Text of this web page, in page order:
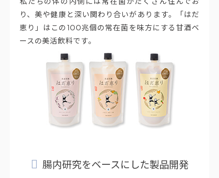
り、美や健康と深い関わり合いがあります。「はだ
恵り」はこの100兆個の常在菌を味方にする甘酒ベ
ースの美活飲料です。
腸内研究をベースにした製品開発